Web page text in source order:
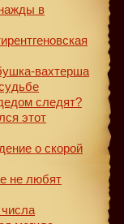
в
вахтерша
следят?
этот
о скорой
не любят